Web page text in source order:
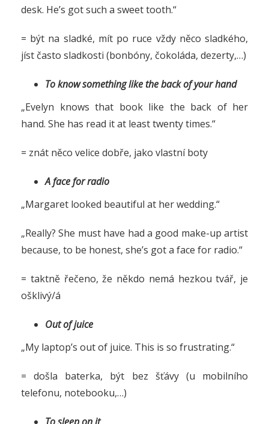
desk. He’s got such a sweet tooth.“
= být na sladké, mít po ruce vždy něco sladkého,
jíst často sladkosti (bonbóny, čokoláda, dezerty,…)
To know something like the back of your hand
„Evelyn knows that book like the back of her
hand. She has read it at least twenty times.“
= znát něco velice dobře, jako vlastní boty
A face for radio
„Margaret looked beautiful at her wedding.“
„Really? She must have had a good make-up artist
because, to be honest, she’s got a face for radio.“
= taktně řečeno, že někdo nemá hezkou tvář, je
ošklivý/á
Out of juice
„My laptop’s out of juice. This is so frustrating.“
= došla baterka, být bez šťávy (u mobilního
telefonu, notebooku,…)